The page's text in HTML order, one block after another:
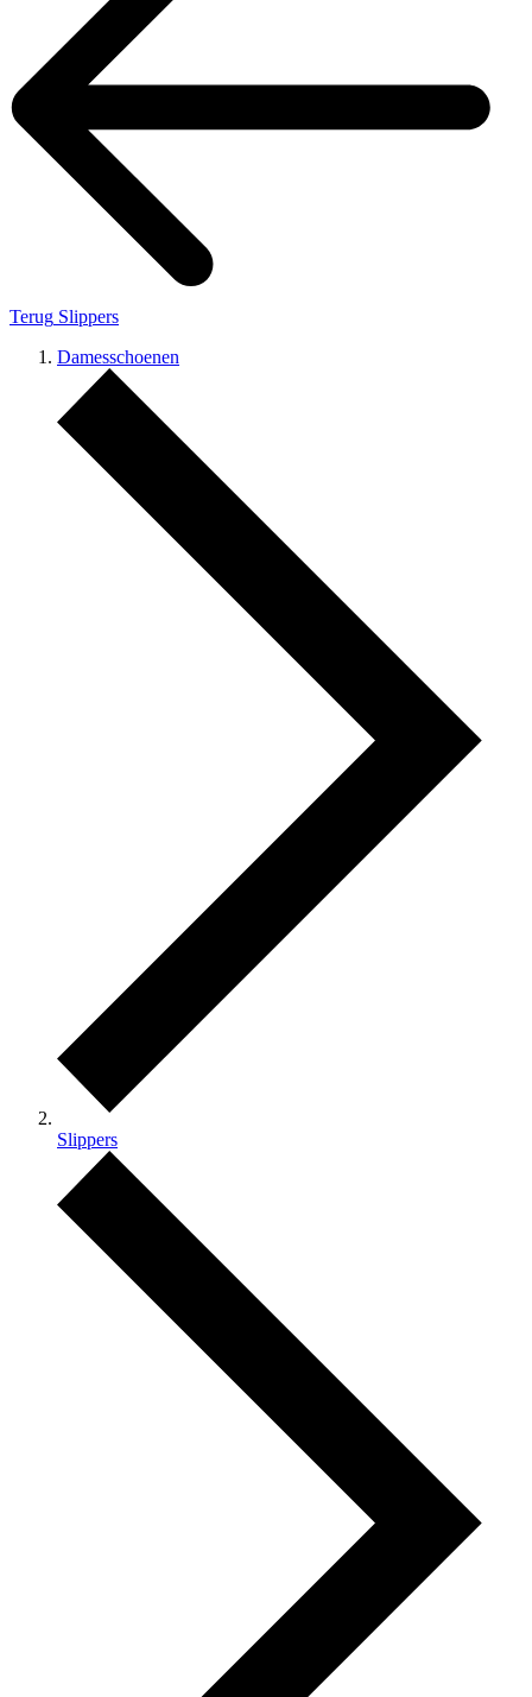
Terug Slippers
Damesschoenen
Slippers